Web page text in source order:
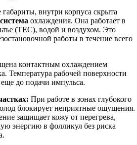
внутри корпуса скрыта
охлаждения. Она работает в
(TEC), водой и воздухом. Это
работы в течение всего
контактным охлаждением
Температура рабочей поверхности
до подачи импульса.
При работе в зонах глубокого
блокирует неприятные ощущения.
защищает кожу от перегрева,
энергию в фолликул без риска